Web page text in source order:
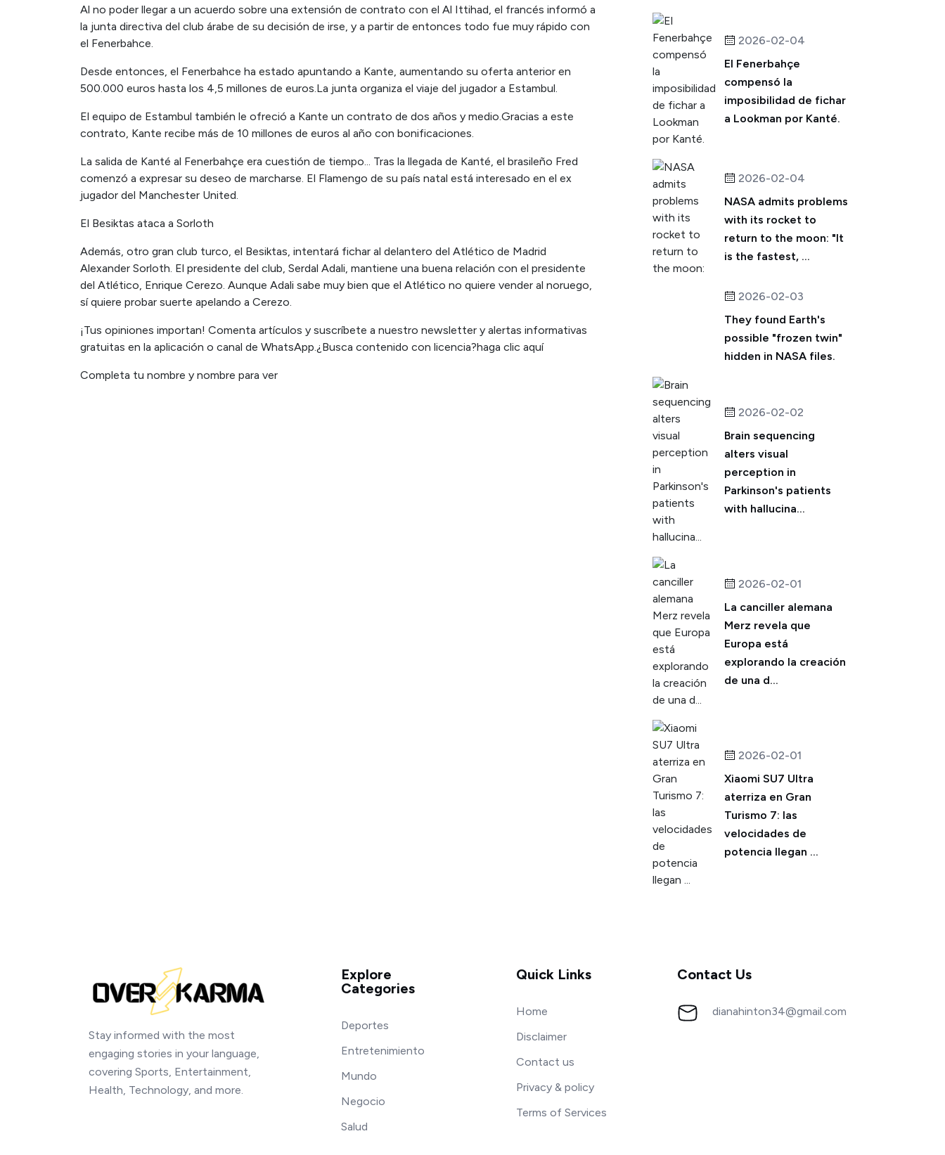
Al no poder llegar a un acuerdo sobre una extensión de contrato con el Al Ittihad, el francés informó a
la junta directiva del club árabe de su decisión de irse, y a partir de entonces todo fue muy rápido con
el Fenerbahce.
Desde entonces, el Fenerbahce ha estado apuntando a Kante, aumentando su oferta anterior en
500.000 euros hasta los 4,5 millones de euros.La junta organiza el viaje del jugador a Estambul.
El equipo de Estambul también le ofreció a Kante un contrato de dos años y medio.Gracias a este
contrato, Kante recibe más de 10 millones de euros al año con bonificaciones.
La salida de Kanté al Fenerbahçe era cuestión de tiempo... Tras la llegada de Kanté, el brasileño Fred
comenzó a expresar su deseo de marcharse. El Flamengo de su país natal está interesado en el ex
jugador del Manchester United.
El Besiktas ataca a Sorloth
Además, otro gran club turco, el Besiktas, intentará fichar al delantero del Atlético de Madrid
Alexander Sorloth. El presidente del club, Serdal Adali, mantiene una buena relación con el presidente
del Atlético, Enrique Cerezo. Aunque Adali sabe muy bien que el Atlético no quiere vender al noruego,
sí quiere probar suerte apelando a Cerezo.
¡Tus opiniones importan! Comenta artículos y suscríbete a nuestro newsletter y alertas informativas
gratuitas en la aplicación o canal de WhatsApp.¿Busca contenido con licencia?haga clic aquí
Completa tu nombre y nombre para ver
2026-02-04
El Fenerbahçe
compensó la
imposibilidad de fichar
a Lookman por Kanté.
2026-02-04
NASA admits problems
with its rocket to
return to the moon: "It
is the fastest, ...
2026-02-03
They found Earth's
possible "frozen twin"
hidden in NASA files.
2026-02-02
Brain sequencing
alters visual
perception in
Parkinson's patients
with hallucina...
2026-02-01
La canciller alemana
Merz revela que
Europa está
explorando la creación
de una d...
2026-02-01
Xiaomi SU7 Ultra
aterriza en Gran
Turismo 7: las
velocidades de
potencia llegan ...
Stay informed with the most
engaging stories in your language,
covering Sports, Entertainment,
Health, Technology, and more.
Explore
Categories
Deportes
Entretenimiento
Mundo
Negocio
Salud
Quick Links
Home
Disclaimer
Contact us
Privacy & policy
Terms of Services
Contact Us
dianahinton34@gmail.com